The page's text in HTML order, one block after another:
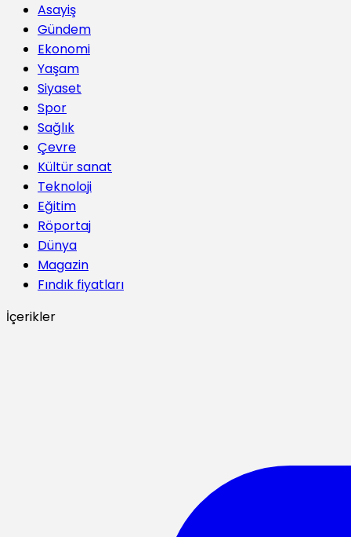
Asayiş
Gündem
Ekonomi
Yaşam
Siyaset
Spor
Sağlık
Çevre
Kültür sanat
Teknoloji
Eğitim
Röportaj
Dünya
Magazin
Fındık fiyatları
İçerikler